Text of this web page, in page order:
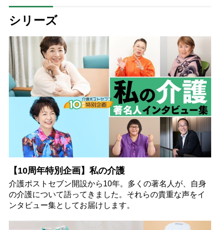
シリーズ
【10周年特別企画】私の介護
介護ポストセブン開設から10年。多くの著名人が、自身
の介護について語ってきました。それらの貴重な声をイ
ンタビュー集としてお届けします。